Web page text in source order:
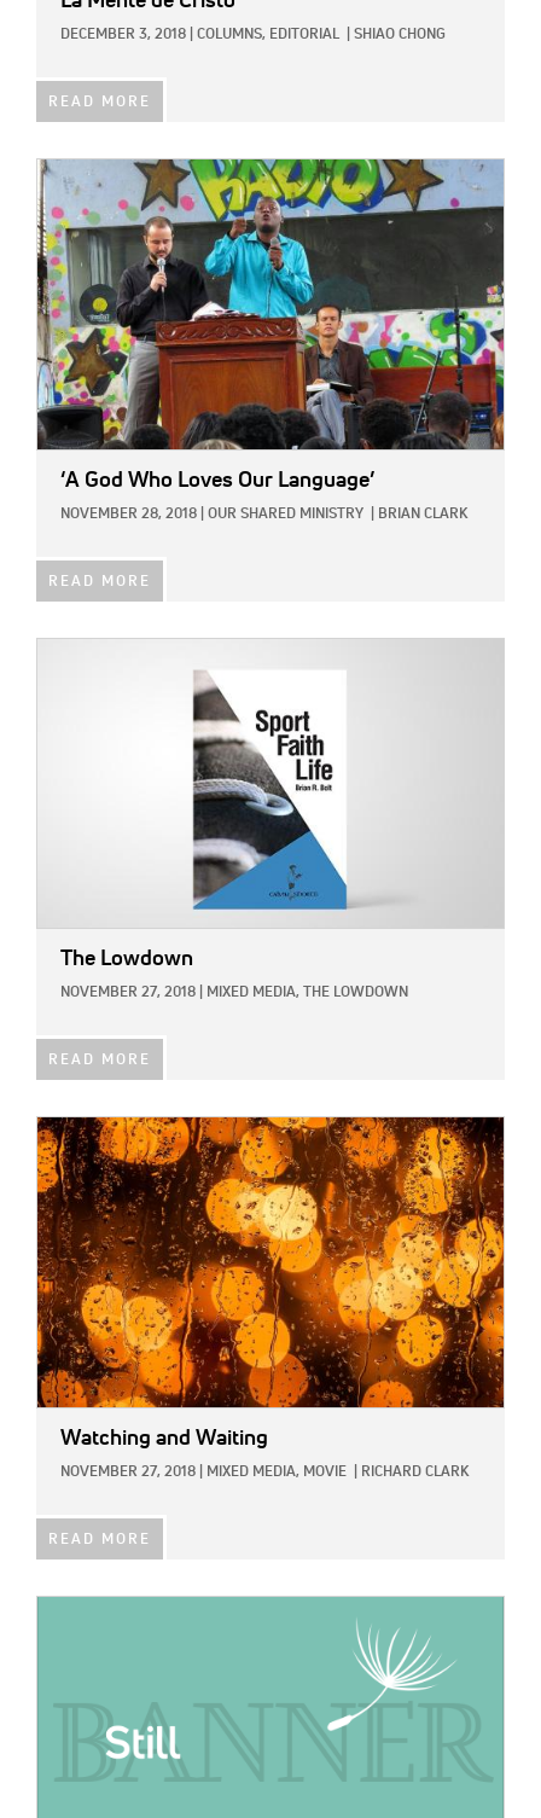
DECEMBER 3, 2018 COLUMNS, EDITORIAL SHIAO CHONG
READ MORE
IMAGE:
‘A God Who Loves Our Language’
NOVEMBER 28, 2018 OUR SHARED MINISTRY BRIAN CLARK
READ MORE
The Lowdown
NOVEMBER 27, 2018 MIXED MEDIA, THE LOWDOWN
READ MORE
IMAGE:
Watching and Waiting
NOVEMBER 27, 2018 MIXED MEDIA, MOVIE RICHARD CLARK
READ MORE